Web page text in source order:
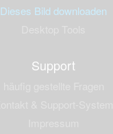
Dieses Bild downloaden
Support